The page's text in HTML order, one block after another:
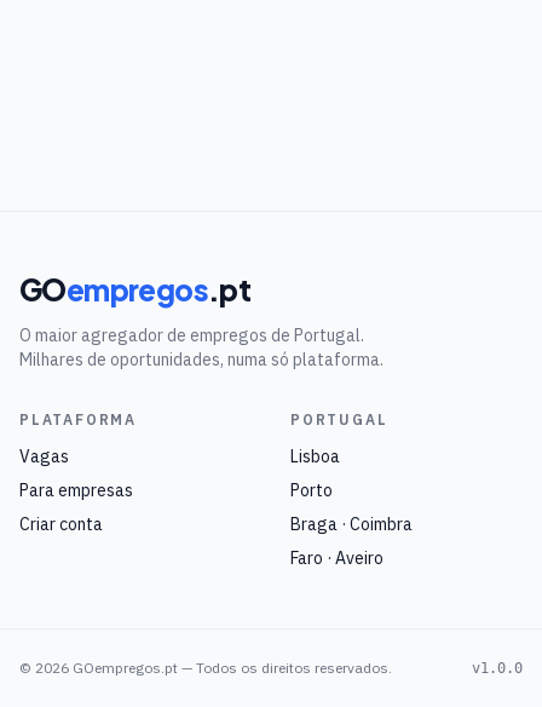
GOempregos.pt
O maior agregador de empregos de Portugal.
Milhares de oportunidades, numa só plataforma.
PLATAFORMA
Vagas
Para empresas
Criar conta
PORTUGAL
Lisboa
Porto
Braga · Coimbra
Faro · Aveiro
© 2026 GOempregos.pt — Todos os direitos reservados. v1.0.0